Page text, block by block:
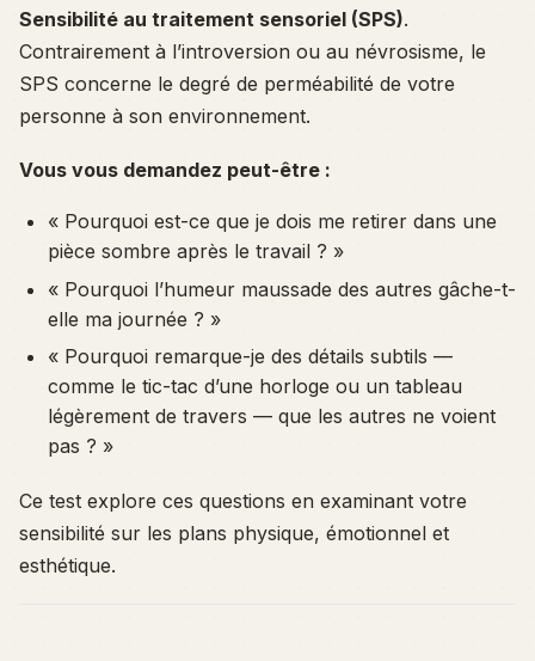
Sensibilité au traitement sensoriel (SPS).
Contrairement à l’introversion ou au névrosisme, le
SPS concerne le degré de perméabilité de votre
personne à son environnement.
Vous vous demandez peut-être :
« Pourquoi est-ce que je dois me retirer dans une
pièce sombre après le travail ? »
« Pourquoi l’humeur maussade des autres gâche-t-
elle ma journée ? »
« Pourquoi remarque-je des détails subtils —
comme le tic-tac d’une horloge ou un tableau
légèrement de travers — que les autres ne voient
pas ? »
Ce test explore ces questions en examinant votre
sensibilité sur les plans physique, émotionnel et
esthétique.